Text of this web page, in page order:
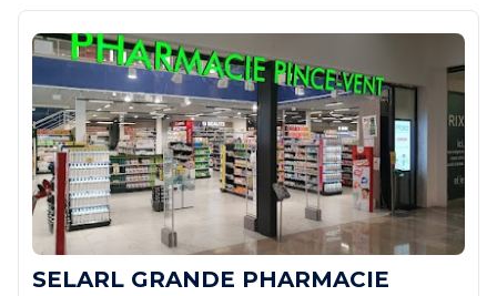
SELARL GRANDE PHARMACIE